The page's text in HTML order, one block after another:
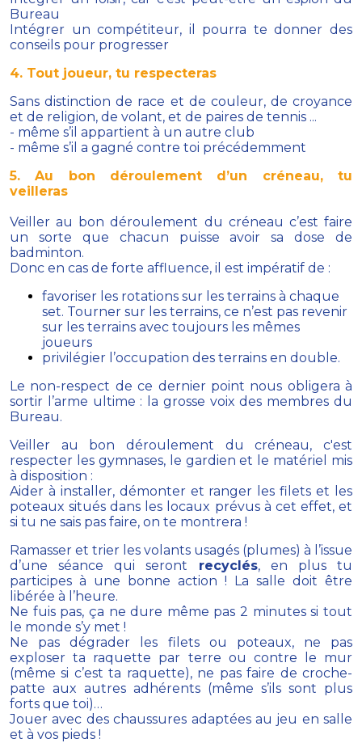
Bureau
Intégrer un compétiteur, il pourra te donner des
conseils pour progresser
4. Tout joueur, tu respecteras
Sans distinction de race et de couleur, de croyance
et de religion, de volant, et de paires de tennis ...
- même s’il appartient à un autre club
- même s’il a gagné contre toi précédemment
5. Au bon déroulement d’un créneau, tu
veilleras
Veiller au bon déroulement du créneau c’est faire
un sorte que chacun puisse avoir sa dose de
badminton.
Donc en cas de forte affluence, il est impératif de :
favoriser les rotations sur les terrains à chaque
set. Tourner sur les terrains, ce n’est pas revenir
sur les terrains avec toujours les mêmes
joueurs
privilégier l’occupation des terrains en double.
Le non-respect de ce dernier point nous obligera à
sortir l’arme ultime : la grosse voix des membres du
Bureau.
Veiller au bon déroulement du créneau, c'est
respecter les gymnases, le gardien et le matériel mis
à disposition :
Aider à installer, démonter et ranger les filets et les
poteaux situés dans les locaux prévus à cet effet, et
si tu ne sais pas faire, on te montrera !
Ramasser et trier les volants usagés (plumes) à l’issue
d’une séance qui seront recyclés, en plus tu
participes à une bonne action ! La salle doit être
libérée à l’heure.
Ne fuis pas, ça ne dure même pas 2 minutes si tout
le monde s’y met !
Ne pas dégrader les filets ou poteaux, ne pas
exploser ta raquette par terre ou contre le mur
(même si c’est ta raquette), ne pas faire de croche-
patte aux autres adhérents (même s’ils sont plus
forts que toi)…
Jouer avec des chaussures adaptées au jeu en salle
et à vos pieds !